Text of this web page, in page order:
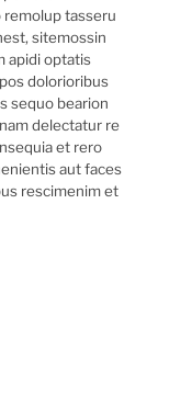
remolup tasseru
sitemossin
apidi optatis
dolorioribus
sequo bearion
delectatur re
et rero
aut faces
rescimenim et